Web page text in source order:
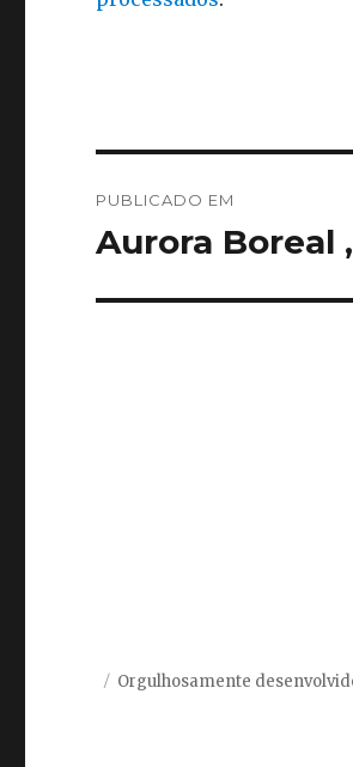
de
PUBLICADO EM
Aurora Boreal
Orgulhosamente